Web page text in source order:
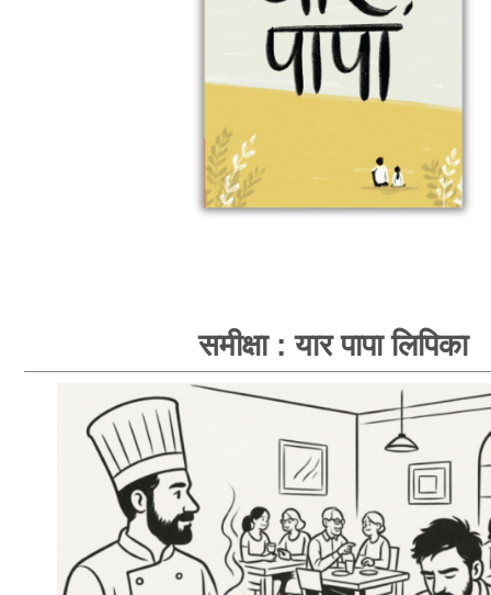
समीक्षा : यार पापा लिपिका